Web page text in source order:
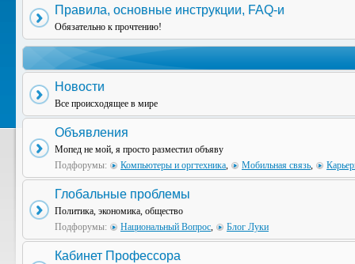
Правила, основные инструкции, FAQ-и
Обязательно к прочтению!
Новости
Все происходящее в мире
Объявления
Мопед не мой, я просто разместил объяву
Подфорумы:
Компьютеры и оргтехника, Мобильная связь,
Глобальные проблемы
Политика, экономика, общество
Подфорумы:
Национальный Вопрос, Блог Луки
Кабинет Профессора